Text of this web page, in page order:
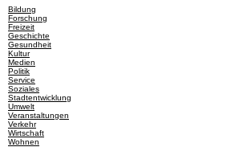
Bildung
Forschung
Freizeit
Geschichte
Gesundheit
Kultur
Medien
Politik
Service
Soziales
Stadtentwicklung
Umwelt
Veranstaltungen
Verkehr
Wirtschaft
Wohnen